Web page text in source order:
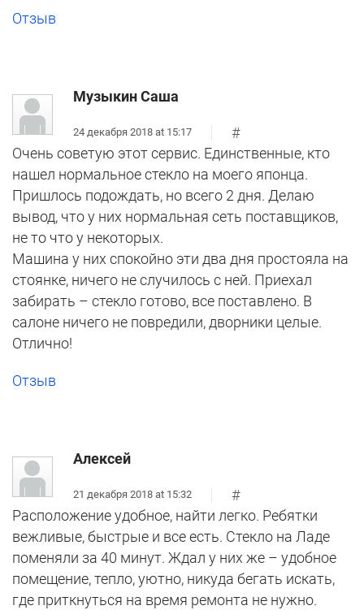
Отзыв
Музыкин Саша
24 декабря 2018 at 15:17
#
Очень советую этот сервис. Единственные, кто
нашел нормальное стекло на моего японца.
Пришлось подождать, но всего 2 дня. Делаю
вывод, что у них нормальная сеть поставщиков,
не то что у некоторых.
Машина у них спокойно эти два дня простояла на
стоянке, ничего не случилось с ней. Приехал
забирать – стекло готово, все поставлено. В
салоне ничего не повредили, дворники целые.
Отлично!
Отзыв
Алексей
21 декабря 2018 at 15:32
#
Расположение удобное, найти легко. Ребятки
вежливые, быстрые и все есть. Стекло на Ладе
поменяли за 40 минут. Ждал у них же – удобное
помещение, тепло, уютно, никуда бегать искать,
где приткнуться на время ремонта не нужно.